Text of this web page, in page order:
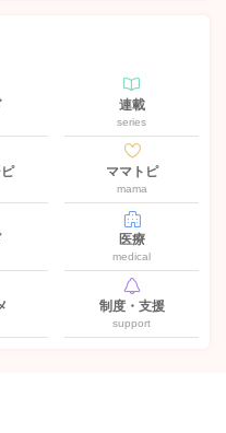
連載
series
ママトピ
mama
医療
medical
制度・支援
support